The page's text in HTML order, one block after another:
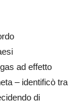
ad effetto
– identificò tra
di